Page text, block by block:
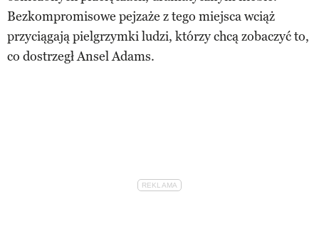
Bezkompromisowe pejzaże z tego miejsca wciąż
przyciągają pielgrzymki ludzi, którzy chcą zobaczyć to,
co dostrzegł Ansel Adams.